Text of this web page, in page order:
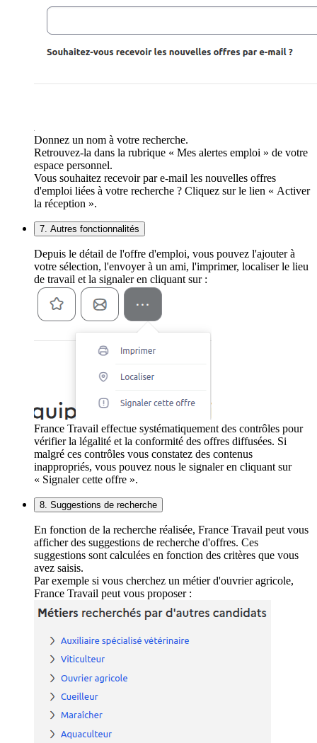
Donnez un nom à votre recherche.
Retrouvez-la dans la rubrique « Mes alertes emploi » de votre
espace personnel.
Vous souhaitez recevoir par e-mail les nouvelles offres
d'emploi liées à votre recherche ? Cliquez sur le lien « Activer
la réception ».
7. Autres fonctionnalités
Depuis le détail de l'offre d'emploi, vous pouvez l'ajouter à
votre sélection, l'envoyer à un ami, l'imprimer, localiser le lieu
de travail et la signaler en cliquant sur :
France Travail effectue systématiquement des contrôles pour
vérifier la légalité et la conformité des offres diffusées. Si
malgré ces contrôles vous constatez des contenus
inappropriés, vous pouvez nous le signaler en cliquant sur
« Signaler cette offre ».
8. Suggestions de recherche
En fonction de la recherche réalisée, France Travail peut vous
afficher des suggestions de recherche d'offres. Ces
suggestions sont calculées en fonction des critères que vous
avez saisis.
Par exemple si vous cherchez un métier d'ouvrier agricole,
France Travail peut vous proposer :